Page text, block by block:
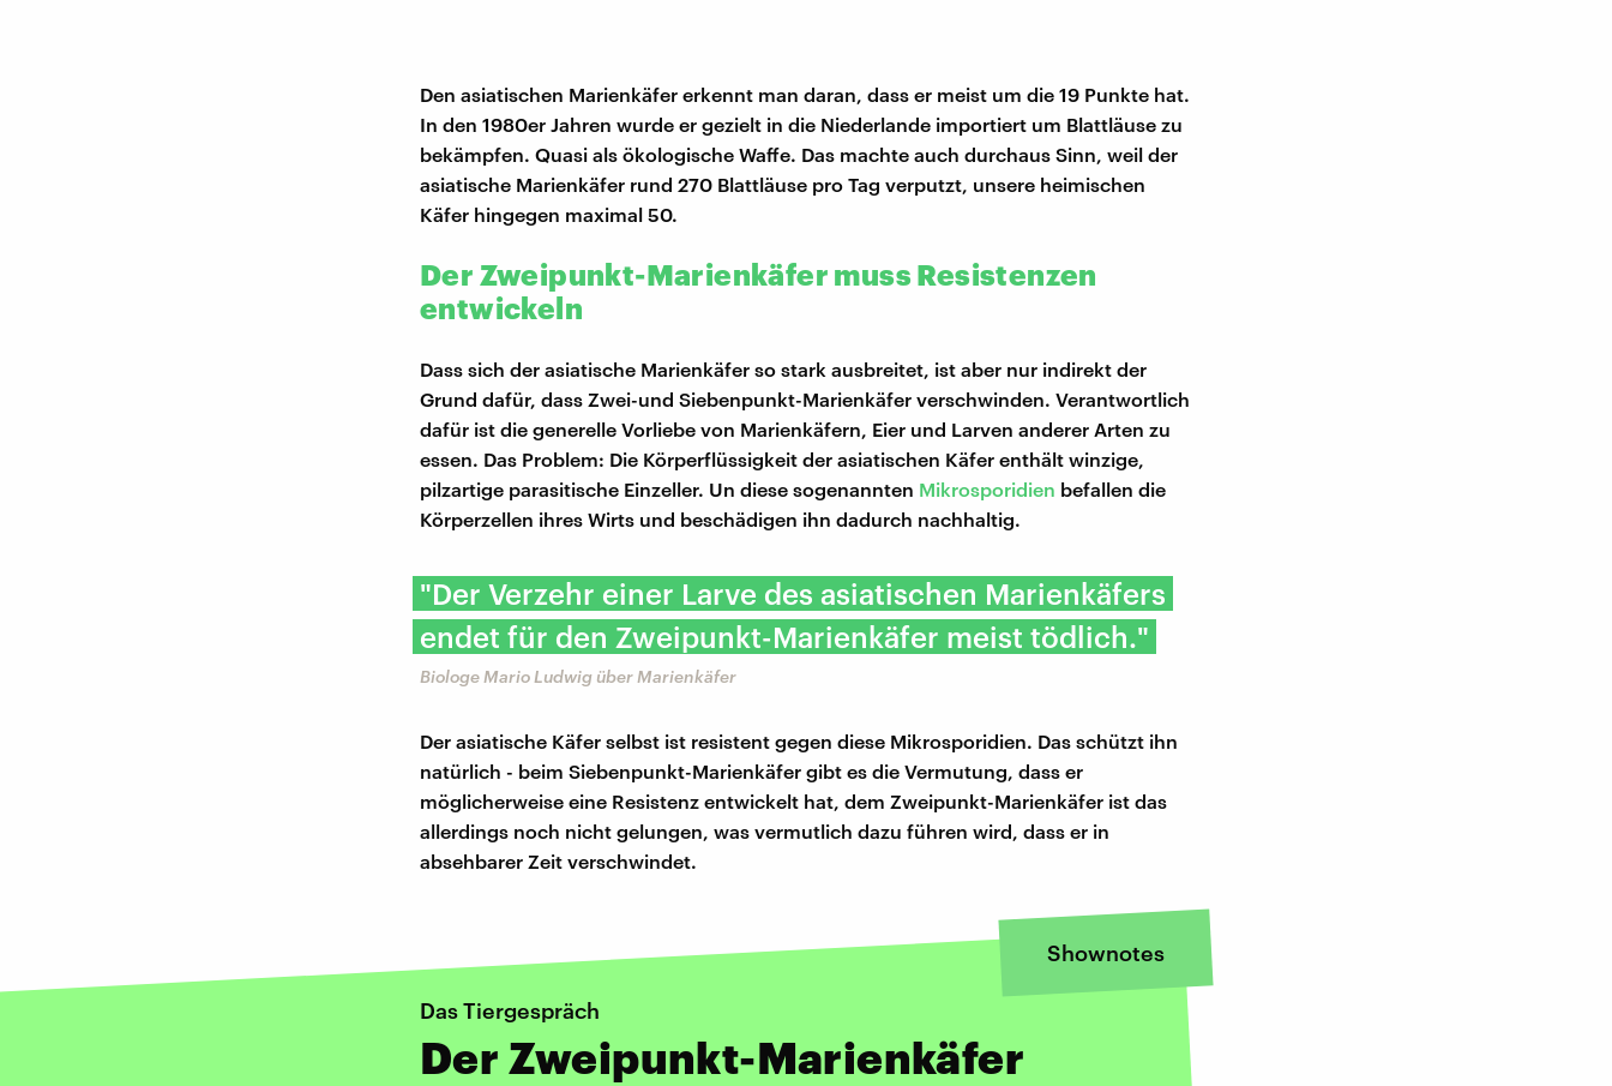
Den asiatischen Marienkäfer erkennt man daran, dass er meist um die 19 Punkte hat.
In den 1980er Jahren wurde er gezielt in die Niederlande importiert um Blattläuse zu
bekämpfen. Quasi als ökologische Waffe. Das machte auch durchaus Sinn, weil der
asiatische Marienkäfer rund 270 Blattläuse pro Tag verputzt, unsere heimischen
Käfer hingegen maximal 50.
Der Zweipunkt-Marienkäfer muss Resistenzen
entwickeln
Dass sich der asiatische Marienkäfer so stark ausbreitet, ist aber nur indirekt der
Grund dafür, dass Zwei-und Siebenpunkt-Marienkäfer verschwinden. Verantwortlich
dafür ist die generelle Vorliebe von Marienkäfern, Eier und Larven anderer Arten zu
essen. Das Problem: Die Körperflüssigkeit der asiatischen Käfer enthält winzige,
pilzartige parasitische Einzeller. Un diese sogenannten Mikrosporidien befallen die
Körperzellen ihres Wirts und beschädigen ihn dadurch nachhaltig.
"Der Verzehr einer Larve des asiatischen Marienkäfers
endet für den Zweipunkt-Marienkäfer meist tödlich."
Biologe Mario Ludwig über Marienkäfer
Der asiatische Käfer selbst ist resistent gegen diese Mikrosporidien. Das schützt ihn
natürlich - beim Siebenpunkt-Marienkäfer gibt es die Vermutung, dass er
möglicherweise eine Resistenz entwickelt hat, dem Zweipunkt-Marienkäfer ist das
allerdings noch nicht gelungen, was vermutlich dazu führen wird, dass er in
absehbarer Zeit verschwindet.
Shownotes
Das Tiergespräch
Der Zweipunkt-Marienkäfer